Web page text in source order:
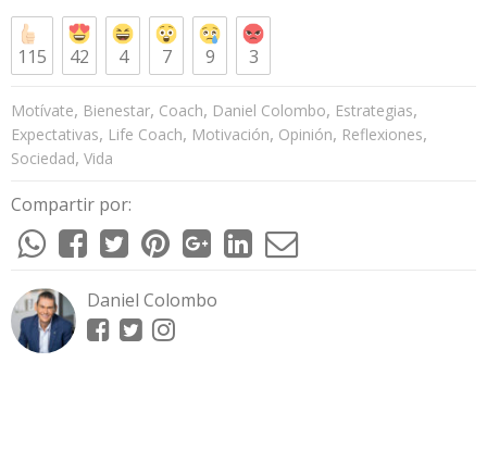
115 42 4 7 9 3
Motívate, Bienestar, Coach, Daniel Colombo, Estrategias,
Expectativas, Life Coach, Motivación, Opinión, Reflexiones,
Sociedad, Vida
Compartir por:
Daniel Colombo